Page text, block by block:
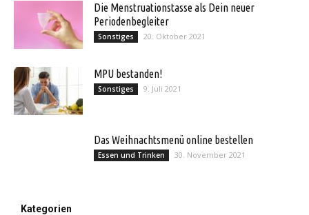
Die Menstruationstasse als Dein neuer
Periodenbegleiter
Sonstiges 20. Oktober 2021
MPU bestanden!
Sonstiges 9. Juli 2021
Das Weihnachtsmenü online bestellen
Essen und Trinken 30. November 2021
Kategorien